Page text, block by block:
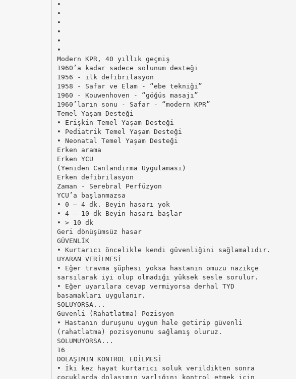
•
•
•
•
•
•
Modern KPR, 40 yıllık geçmiş
1960’a kadar sadece solunum desteği
1956 - ilk defibrilasyon
1958 - Safar ve Elam - “ebe tekniği”
1960 - Kouwenhoven - “göğüs masajı”
1960’ların sonu - Safar - “modern KPR”
Temel Yaşam Desteği
• Erişkin Temel Yaşam Desteği
• Pediatrik Temel Yaşam Desteği
• Neonatal Temel Yaşam Desteği
Erken arama
Erken YCU
(Yeniden Canlandırma Uygulaması)
Erken defibrilasyon
Zaman - Serebral Perfüzyon
YCU’a başlanmazsa
• 0 – 4 dk. Beyin hasarı yok
• 4 – 10 dk Beyin hasarı başlar
• > 10 dk
Geri dönüşümsüz hasar
GÜVENLİK
• Kurtarıcı öncelikle kendi güvenliğini sağlamalıdır.
UYARAN VERİLMESİ
• Eğer travma şüphesi yoksa hastanın omuzu nazikçe
sarsılarak iyi olup olmadığı yüksek sesle sorulur.
• Eğer uyarılara cevap vermiyorsa derhal TYD
basamakları uygulanır.
SOLUYORSA...
Güvenli (Rahatlatma) Pozisyon
• Hastanın duruşunu uygun hale getirip güvenli
(rahatlatma) pozisyonunu sağlamış oluruz.
SOLUMUYORSA...
16
DOLAŞIMIN KONTROL EDİLMESİ
• İki kez hayat kurtarıcı soluk verildikten sonra
çocuklarda dolaşımın varlığını kontrol etmek için